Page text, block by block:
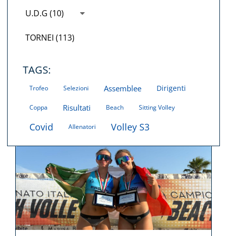
U.D.G (10)
TORNEI (113)
TAGS:
Trofeo Selezioni Assemblee Dirigenti
Coppa Risultati Beach Sitting Volley
Covid Allenatori Volley S3